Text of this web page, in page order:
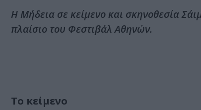
Η Μήδεια σε κείμενο και σκηνοθεσία
πλαίσιο του Φεστιβάλ Αθηνών.
Το κείμενο